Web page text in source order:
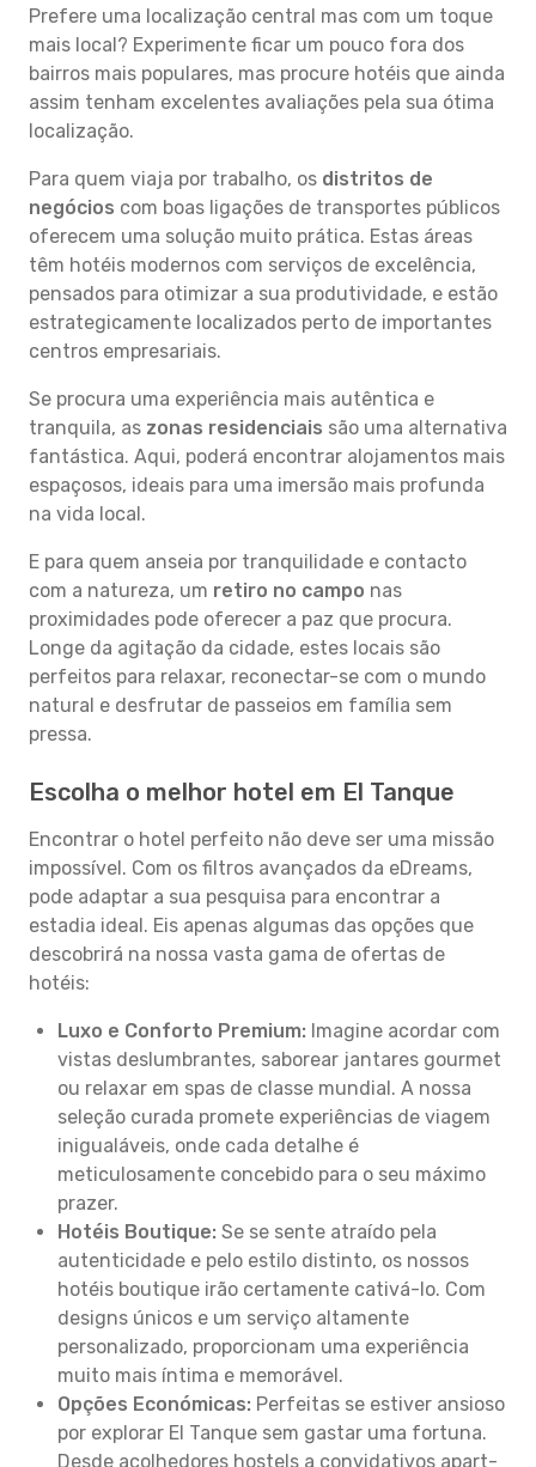
Prefere uma localização central mas com um toque
mais local? Experimente ficar um pouco fora dos
bairros mais populares, mas procure hotéis que ainda
assim tenham excelentes avaliações pela sua ótima
localização.
Para quem viaja por trabalho, os distritos de
negócios com boas ligações de transportes públicos
oferecem uma solução muito prática. Estas áreas
têm hotéis modernos com serviços de excelência,
pensados para otimizar a sua produtividade, e estão
estrategicamente localizados perto de importantes
centros empresariais.
Se procura uma experiência mais autêntica e
tranquila, as zonas residenciais são uma alternativa
fantástica. Aqui, poderá encontrar alojamentos mais
espaçosos, ideais para uma imersão mais profunda
na vida local.
E para quem anseia por tranquilidade e contacto
com a natureza, um retiro no campo nas
proximidades pode oferecer a paz que procura.
Longe da agitação da cidade, estes locais são
perfeitos para relaxar, reconectar-se com o mundo
natural e desfrutar de passeios em família sem
pressa.
Escolha o melhor hotel em El Tanque
Encontrar o hotel perfeito não deve ser uma missão
impossível. Com os filtros avançados da eDreams,
pode adaptar a sua pesquisa para encontrar a
estadia ideal. Eis apenas algumas das opções que
descobrirá na nossa vasta gama de ofertas de
hotéis:
Luxo e Conforto Premium: Imagine acordar com
vistas deslumbrantes, saborear jantares gourmet
ou relaxar em spas de classe mundial. A nossa
seleção curada promete experiências de viagem
inigualáveis, onde cada detalhe é
meticulosamente concebido para o seu máximo
prazer.
Hotéis Boutique: Se se sente atraído pela
autenticidade e pelo estilo distinto, os nossos
hotéis boutique irão certamente cativá-lo. Com
designs únicos e um serviço altamente
personalizado, proporcionam uma experiência
muito mais íntima e memorável.
Opções Económicas: Perfeitas se estiver ansioso
por explorar El Tanque sem gastar uma fortuna.
Desde acolhedores hostels a convidativos apart-